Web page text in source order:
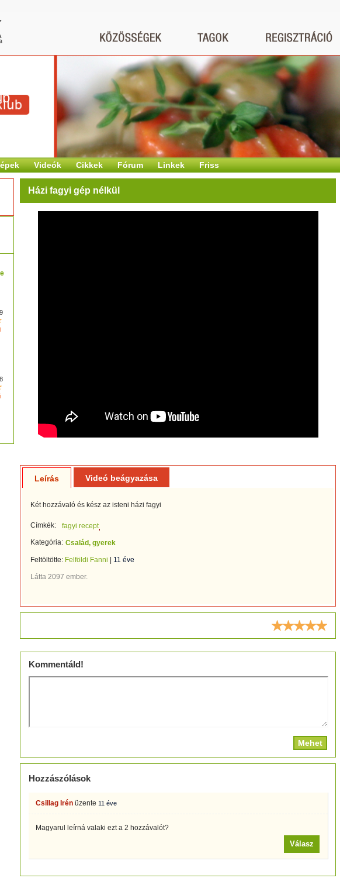
Videók Cikkek Fórum Linkek Friss
Házi fagyi gép nélkül
Leírás Videó beágyazása
Két hozzávaló és kész az isteni házi fagyi
Címkék:
fagyi recept
Kategória: Család, gyerek
Feltöltötte: Felföldi Fanni 11 éve
Látta 2097 ember.
Kommentáld!
Hozzászólások
Csillag Irén üzente 11 éve
Magyarul leírná valaki ezt a 2 hozzávalót?
Válasz